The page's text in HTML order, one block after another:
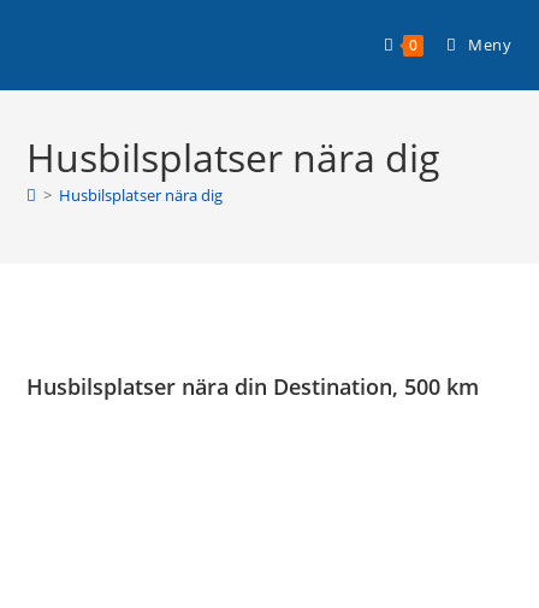
0 Meny
Husbilsplatser nära dig
> Husbilsplatser nära dig
Husbilsplatser nära din Destination, 500 km
Läs mer >